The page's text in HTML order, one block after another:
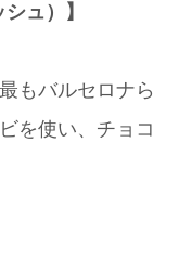
ュ）】
もバルセロナら
を使い、チョコ